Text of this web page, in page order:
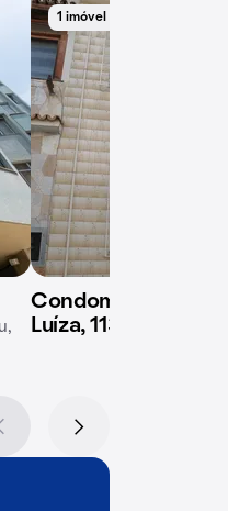
1 imóvel disponível
Condomínio em
Luíza, 113